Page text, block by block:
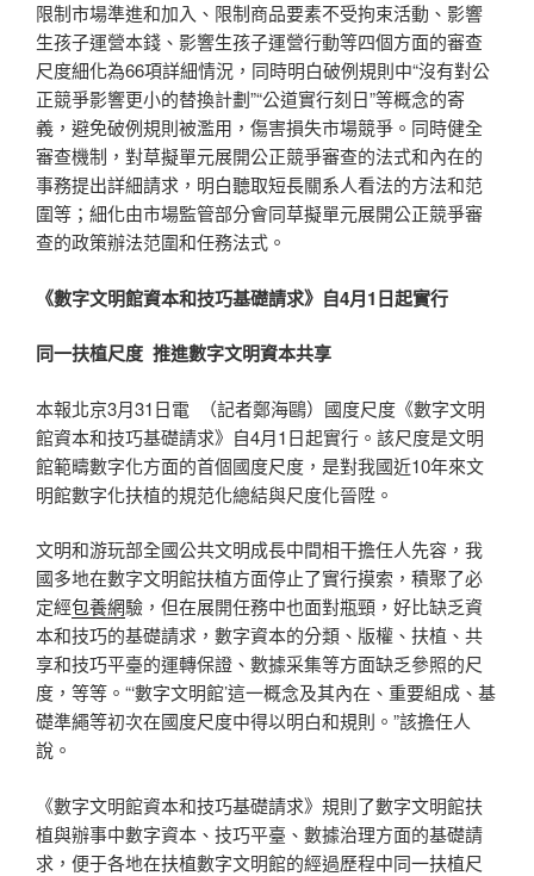
限制市場準進和加入、限制商品要素不受拘束活動、影響
生孩子運營本錢、影響生孩子運營行動等四個方面的審查
尺度細化為66項詳細情況，同時明白破例規則中“沒有對公
正競爭影響更小的替換計劃”“公道實行刻日”等概念的寄
義，避免破例規則被濫用，傷害損失市場競爭。同時健全
審查機制，對草擬單元展開公正競爭審查的法式和內在的
事務提出詳細請求，明白聽取短長關系人看法的方法和范
圍等；細化由市場監管部分會同草擬單元展開公正競爭審
查的政策辦法范圍和任務法式。
《數字文明館資本和技巧基礎請求》自4月1日起實行
同一扶植尺度 推進數字文明資本共享
本報北京3月31日電 （記者鄭海鷗）國度尺度《數字文明
館資本和技巧基礎請求》自4月1日起實行。該尺度是文明
館範疇數字化方面的首個國度尺度，是對我國近10年來文
明館數字化扶植的規范化總結與尺度化晉陞。
文明和游玩部全國公共文明成長中間相干擔任人先容，我
國多地在數字文明館扶植方面停止了實行摸索，積聚了必
定經包養網驗，但在展開任務中也面對瓶頸，好比缺乏資
本和技巧的基礎請求，數字資本的分類、版權、扶植、共
享和技巧平臺的運轉保證、數據采集等方面缺乏參照的尺
度，等等。“‘數字文明館’這一概念及其內在、重要組成、基
礎準繩等初次在國度尺度中得以明白和規則。”該擔任人
說。
《數字文明館資本和技巧基礎請求》規則了數字文明館扶
植與辦事中數字資本、技巧平臺、數據治理方面的基礎請
求，便于各地在扶植數字文明館的經過歷程中同一扶植尺